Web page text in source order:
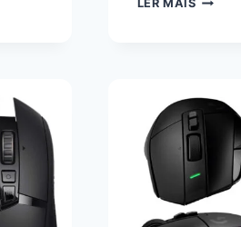
LER MAIS